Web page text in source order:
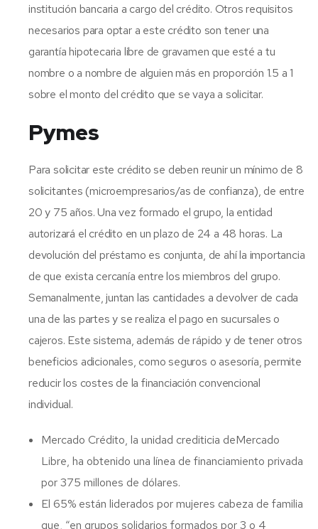
institución bancaria a cargo del crédito. Otros requisitos
necesarios para optar a este crédito son tener una
garantía hipotecaria libre de gravamen que esté a tu
nombre o a nombre de alguien más en proporción 1.5 a 1
sobre el monto del crédito que se vaya a solicitar.
Pymes
Para solicitar este crédito se deben reunir un mínimo de 8
solicitantes (microempresarios/as de confianza), de entre
20 y 75 años. Una vez formado el grupo, la entidad
autorizará el crédito en un plazo de 24 a 48 horas. La
devolución del préstamo es conjunta, de ahí la importancia
de que exista cercanía entre los miembros del grupo.
Semanalmente, juntan las cantidades a devolver de cada
una de las partes y se realiza el pago en sucursales o
cajeros. Este sistema, además de rápido y de tener otros
beneficios adicionales, como seguros o asesoría, permite
reducir los costes de la financiación convencional
individual.
Mercado Crédito, la unidad crediticia deMercado
Libre, ha obtenido una línea de financiamiento privada
por 375 millones de dólares.
El 65% están liderados por mujeres cabeza de familia
que, “en grupos solidarios formados por 3 o 4